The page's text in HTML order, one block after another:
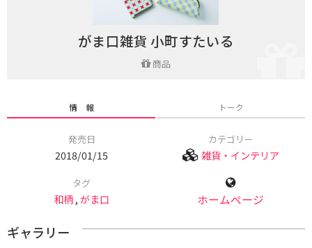
がま口雑貨 小町すたいる
商品
情 報 トーク
発売日
2018/01/15
カテゴリー
雑貨・インテリア
タグ
和柄,がま口 ホームページ
ギャラリー